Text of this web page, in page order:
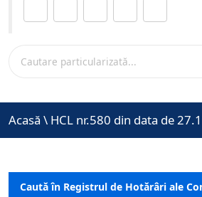
Acasă \ HCL nr.580 din data de
Caută în Registrul de Hotărâri ale